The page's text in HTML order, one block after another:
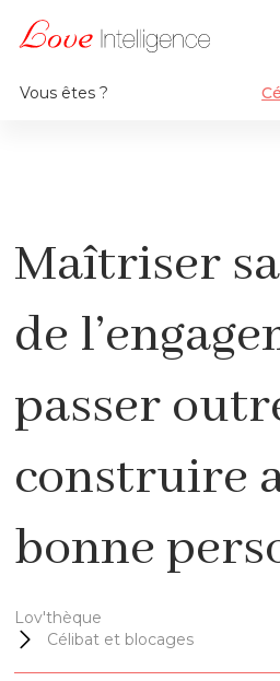
Vous êtes ?
Maîtriser
de
passer
construire
bonne
Lov'thèque
Célibat et blocages